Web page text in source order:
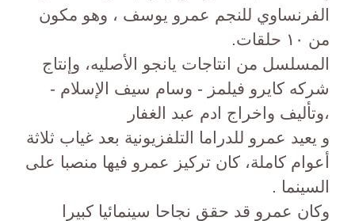
الفرنساوي للنجم عمرو يوسف ، وهو مكون
من ١٠ حلقات.
المسلسل من انتاجات يانجو الأصليه، وإنتاج
شركه كايرو فيلمز - وسام سيف الإسلام -
،وتأليف واخراج ادم عبد الغفار
و يعيد عمرو للدراما التلفزيونية بعد غياب ثلاثة
أعوام كاملة، كان تركيز عمرو فيها منصبا على
السينما .
وكان عمرو قد حقق نجاحا سينمائيا كبيرا